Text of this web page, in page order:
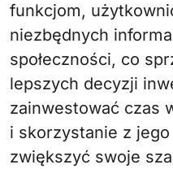
funkcjom,
niezbędnych
społeczności, co
lepszych decyzji
zainwestować czas
i skorzystanie z
zwiększyć swoje